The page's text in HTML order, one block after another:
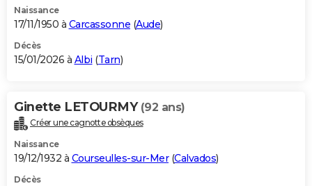
Dictionnaire
Biographies
Citations
Expressions
Proverbes
PROGRAMME TV
S'inscrire
Se connecter
Lycées
Collèges
Primaires
Universités
Entreprises
Service militaire
Avis de recherche
AVIS DE DÉCÈS
Bricolage
Lifestyle
Culture
Sport
Auto
Television
Voyage
Cinema
Naissance
17/11/1950 à Carcassonne (Aude)
Décès
15/01/2026 à Albi (Tarn)
Ginette LETOURMY (92 ans)
Créer une cagnotte obsèques
Naissance
19/12/1932 à Courseulles-sur-Mer(Calvados)
Décès